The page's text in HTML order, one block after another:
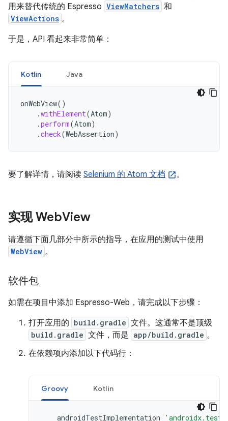
用来替代传统的 Espresso ViewMatchers 和
ViewActions 。
于是，API 看起来非常简单：
Kotlin Java
onWebView()
.withElement(Atom)
.perform(Atom)
.check(WebAssertion)
要了解详情，请阅读 Selenium 的 Atom 文档 。
实现 WebView
请遵循下面几部分中所示的指导，在应用的测试中使用
WebView 。
软件包
如需在项目中添加 Espresso-Web，请完成以下步骤：
打开应用的 build.gradle 文件。这通常不是顶级
build.gradle 文件，而是 app/build.gradle 。
在依赖项内添加以下代码行：
Groovy Kotlin
androidTestImplementation